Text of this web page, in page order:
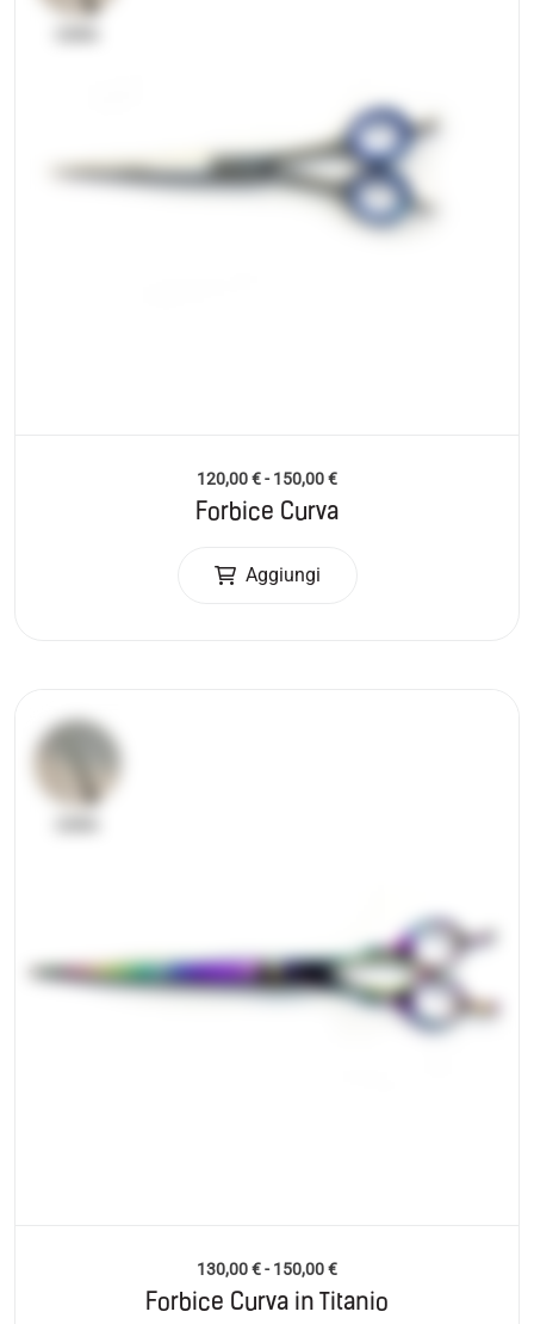
120,00€- 150,00€
Forbice Curva
Aggiungi
130,00€- 150,00€
Forbice Curva in Titanio